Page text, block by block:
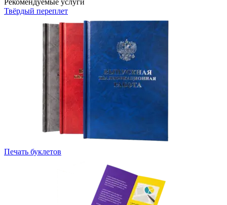
Твёрдый переплет
Печать буклетов